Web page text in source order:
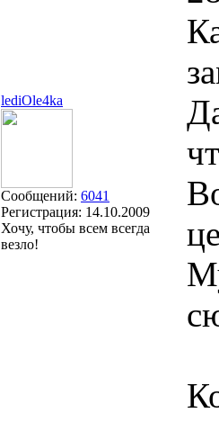
lediOle4ka
Сообщений: 6041
Регистрация: 14.10.2009
Хочу, чтобы всем всегда
везло!